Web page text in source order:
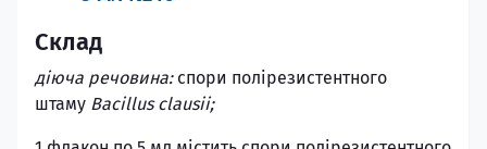
Склад
діюча речовина:спори полірезистентного
штаму Bacillus clausii;